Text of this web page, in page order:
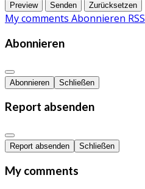
Preview Senden Zurücksetzen
My comments Abonnieren RSS
Abonnieren
Abonnieren Schließen
Report absenden
Report absenden Schließen
My comments